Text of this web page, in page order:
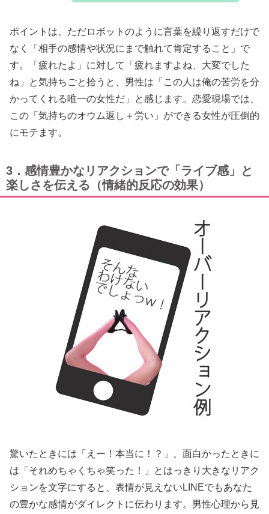
ポイントは、ただロボットのように言葉を繰り返すだけで
なく「相手の感情や状況にまで触れて肯定すること」で
す。「疲れたよ」に対して「疲れますよね、大変でした
ね」と気持ちごと拾うと、男性は「この人は俺の苦労を分
かってくれる唯一の女性だ」と感じます。恋愛現場では、
この「気持ちのオウム返し＋労い」ができる女性が圧倒的
にモテます。
3．感情豊かなリアクションで「ライブ感」と
楽しさを伝える（情緒的反応の効果）
驚いたときには「えー！本当に！？」、面白かったときに
は「それめちゃくちゃ笑った！」とはっきり大きなリアク
ションを文字にすると、表情が見えないLINEでもあなた
の豊かな感情がダイレクトに伝わります。男性心理から見